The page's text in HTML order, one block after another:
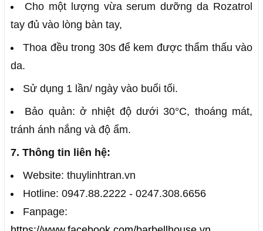
Cho một lượng vừa serum dưỡng da Rozatrol
tay đủ vào lòng bàn tay,
Thoa đều trong 30s để kem được thẩm thấu vào
da.
Sử dụng 1 lần/ ngày vào buổi tối.
Bảo quản: ở nhiệt độ dưới 30°C, thoáng mát,
tránh ánh nắng và độ ẩm.
7. Thông tin liên hệ:
Website: thuylinhtran.vn
Hotline: 0947.88.2222 - 0247.308.6656
Fanpage: